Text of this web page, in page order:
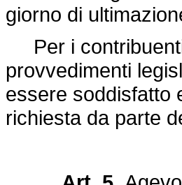
giorno di
Per i contribuenti
provvedimenti
essere soddisfatto
richiesta da parte